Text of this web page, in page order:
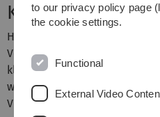
Kinofilme &
Hier findest du in
Veranstaltungen und
klickst, wirst du zu den
weitergeleitet mit
Viel Spaß beim Stöbern!
to our privacy policy page
the cookie settings.
Functional
External Video